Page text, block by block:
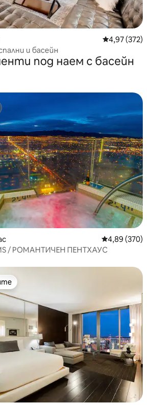
Средна
4,97 (372)
и басейн
под наем с басейн
Средна
4,89 (370)
/ РОМАНТИЧЕН ПЕНТХАУС